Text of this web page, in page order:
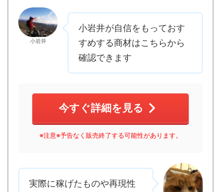
小岩井
小岩井が自信をもっておす
すめする商材はこちらから
確認できます
今すぐ詳細を見る
※注意※予告なく販売終了する可能性があります。
実際に稼げたものや再現性